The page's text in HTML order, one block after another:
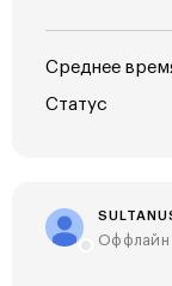
Среднее
Статус
Оффлайн